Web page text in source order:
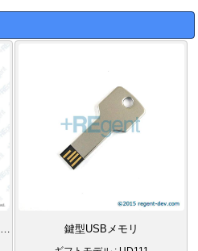
ポップアップメタルカードUSBメモリ
鍵型USBメモリ